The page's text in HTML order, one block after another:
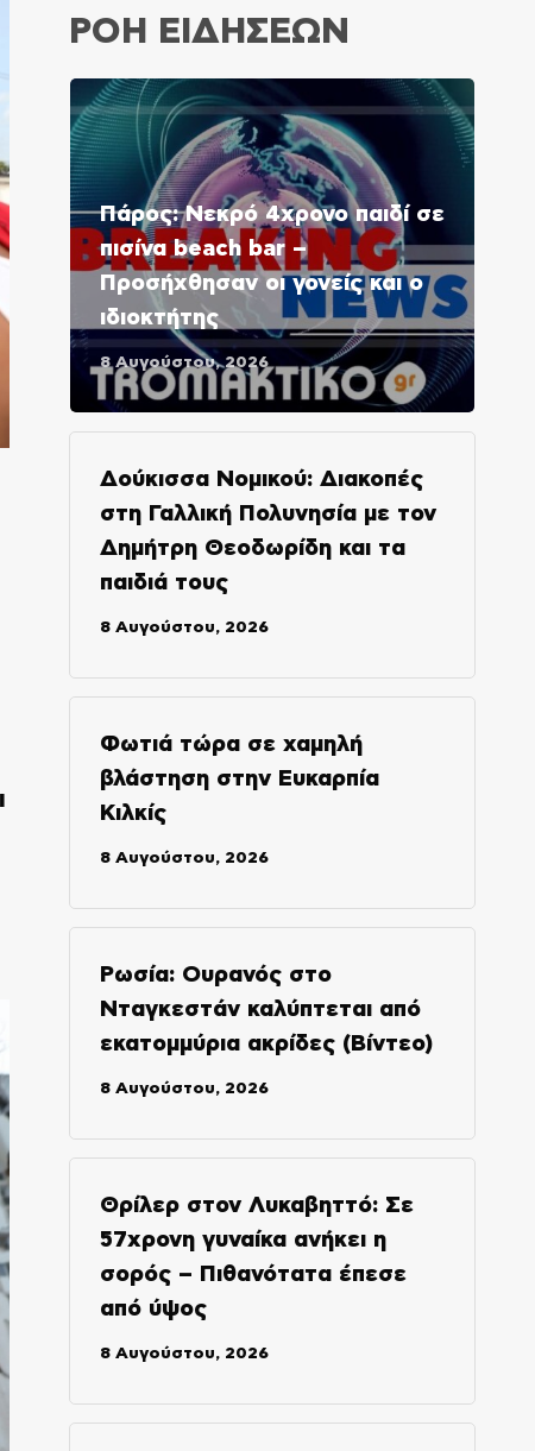
ΡΟΗ ΕΙΔΗΣΕΩΝ
Πάρος: Νεκρό 4χρονο παιδί σε
πισίνα beach bar –
Προσήχθησαν οι γονείς και ο
ιδιοκτήτης
8 Αυγούστου, 2026
Δούκισσα Νομικού: Διακοπές
στη Γαλλική Πολυνησία με τον
Δημήτρη Θεοδωρίδη και τα
παιδιά τους
8 Αυγούστου, 2026
Φωτιά τώρα σε χαμηλή
βλάστηση στην Ευκαρπία
Κιλκίς
8 Αυγούστου, 2026
Ρωσία: Ουρανός στο
Νταγκεστάν καλύπτεται από
εκατομμύρια ακρίδες (Βίντεο)
8 Αυγούστου, 2026
Θρίλερ στον Λυκαβηττό: Σε
57χρονη γυναίκα ανήκει η
σορός – Πιθανότατα έπεσε
από ύψος
8 Αυγούστου, 2026